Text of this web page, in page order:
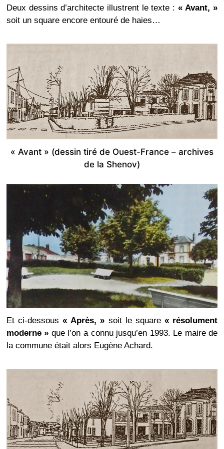
Deux dessins d’architecte illustrent le texte : « Avant, »
soit un square encore entouré de haies…
« Avant » (dessin tiré de Ouest-France – archives
de la Shenov)
Et ci-dessous« Après, » soit le square« résolument
moderne » que l’on a connu jusqu’en 1993. Le maire de
la commune était alors Eugène Achard.